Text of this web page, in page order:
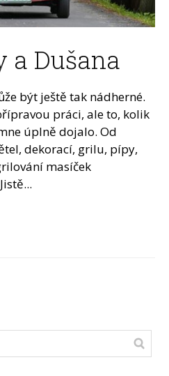
a Dušana
být ještě tak nádherné.
práci, ale to, kolik
úplně dojalo. Od
dekorací, grilu, pípy,
masíček